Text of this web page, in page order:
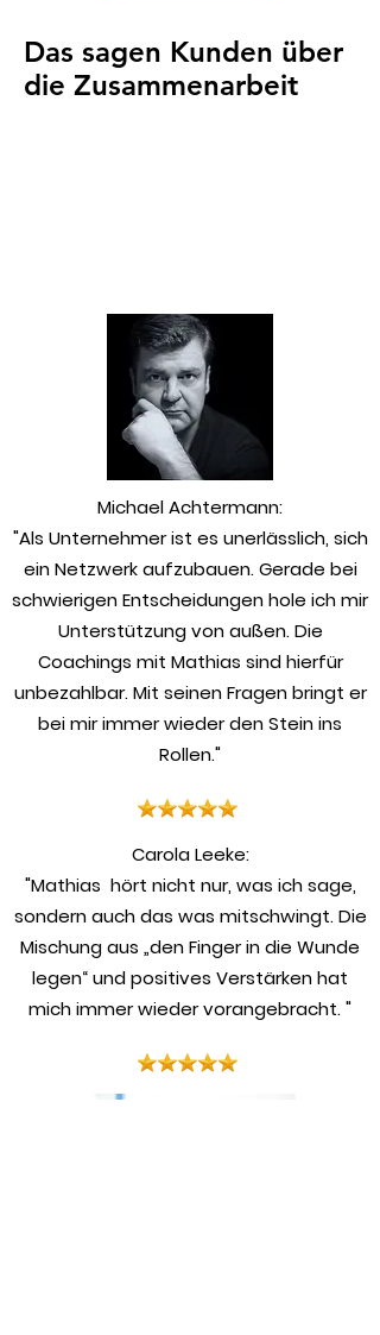
Das sagen Kunden über
die Zusammenarbeit
​Michael Achtermann:
"Als Unternehmer ist es unerlässlich, sich
ein Netzwerk aufzubauen. Gerade bei
schwierigen Entscheidungen hole ich mir
Unterstützung von außen. Die
Coachings mit Mathias sind hierfür
unbezahlbar. Mit seinen Fragen bringt er
bei mir immer wieder den Stein ins
Rollen."
​Carola Leeke:
"Mathias hört nicht nur, was ich sage,
sondern auch das was mitschwingt. Die
Mischung aus „den Finger in die Wunde
legen“ und positives Verstärken hat
mich immer wieder vorangebracht. "